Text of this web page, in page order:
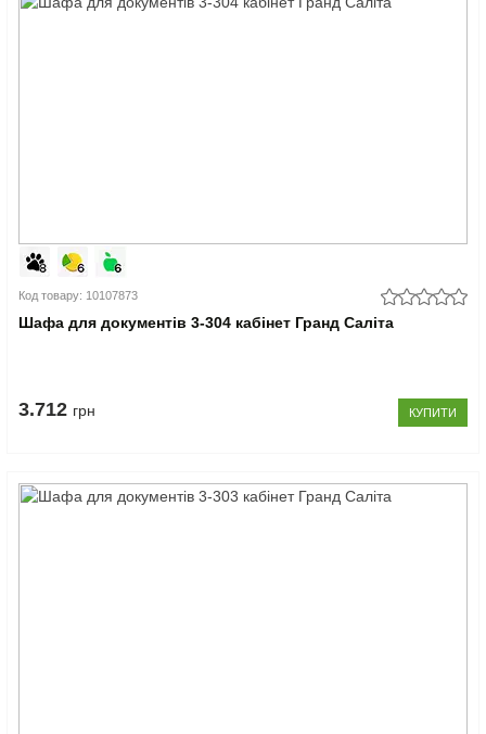
Код товару: 10107873
Шафа для документів 3-304 кабінет Гранд Саліта
3.712 грн КУПИТИ